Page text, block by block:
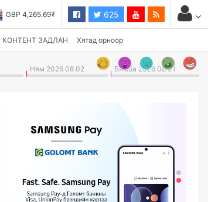
USD 3,496.90₮ 625
КОНТЕНТ ЗАДЛАН Хятад орноор
Ням 2026 08 02 Бямба 2026 08 01